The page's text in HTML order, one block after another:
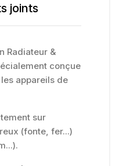
joints
Radiateur &
conçue
appareils de
sur
(fonte, fer...)